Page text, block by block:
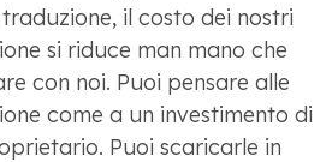
il costo dei nostri
si riduce man mano che
con noi. Puoi pensare alle
come a un investimento di
Puoi scaricarle in